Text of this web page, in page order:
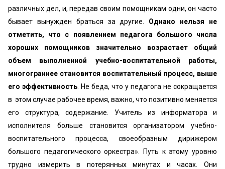
различных дел, и, передав своим помощникам одни, он часто
бывает вынужден браться за другие. Однако нельзя не
отметить, что с появлением педагога большого числа
хороших помощников значительно возрастает общий
объем выполненной учебно-воспитательной работы,
многограннее становится воспитательный процесс, выше
его эффективность . Не беда, что у педагога не сокращается
в этом случае рабочее время, важно, что позитивно меняется
его структура, содержание. Учитель из информатора и
исполнителя больше становится организатором учебно-
воспитательного процесса, своеобразным дирижером
большого педагогического оркестра». Путь к этому уровню
трудно измерить в потерянных минутах и часах. Они